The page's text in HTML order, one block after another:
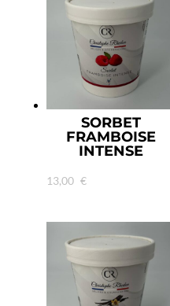
SORBET
FRAMBOISE
INTENSE
13,00 €